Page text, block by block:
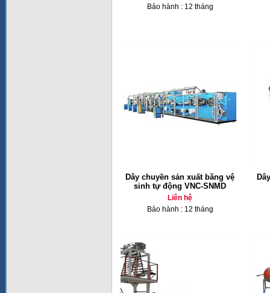
Bảo hành : 12 tháng
Dây chuyền sản xuất băng vệ
sinh tự động VNC-SNMD
Liên hệ
Bảo hành : 12 tháng